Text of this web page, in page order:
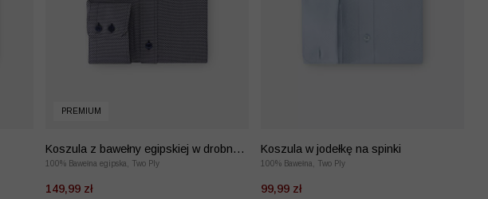
PREMIUM
Koszula z bawełny egipskiej w drobny
wzór
100% Bawełna egipska, Two Ply
149,99 zł
Koszula w jodełkę na spinki
100% Bawełna, Two Ply
99,99 zł